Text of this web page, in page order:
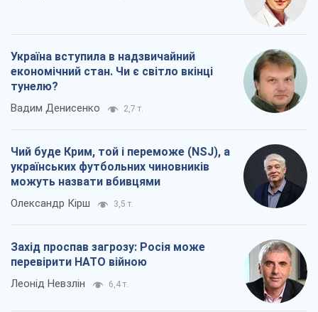
Україна вступила в надзвичайний
економічний стан. Чи є світло вкінці
тунелю?
Вадим Денисенко 2,7 т.
Чий буде Крим, той і переможе (NSJ), а
українських футбольних чиновників
можуть назвати вбивцями
Олександр Кірш 3,5 т.
Захід проспав загрозу: Росія може
перевірити НАТО війною
Леонід Невзлін 6,4 т.